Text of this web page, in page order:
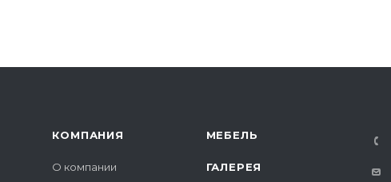
КОМПАНИЯ
О компании
МЕБЕЛЬ
ГАЛЕРЕЯ